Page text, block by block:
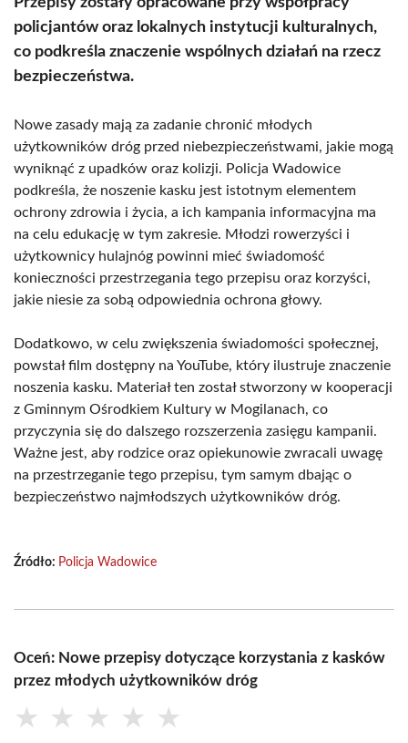
policjantów oraz lokalnych instytucji kulturalnych,
co podkreśla znaczenie wspólnych działań na rzecz
bezpieczeństwa.
Nowe zasady mają za zadanie chronić młodych
użytkowników dróg przed niebezpieczeństwami, jakie mogą
wyniknąć z upadków oraz kolizji. Policja Wadowice
podkreśla, że noszenie kasku jest istotnym elementem
ochrony zdrowia i życia, a ich kampania informacyjna ma
na celu edukację w tym zakresie. Młodzi rowerzyści i
użytkownicy hulajnóg powinni mieć świadomość
konieczności przestrzegania tego przepisu oraz korzyści,
jakie niesie za sobą odpowiednia ochrona głowy.
Dodatkowo, w celu zwiększenia świadomości społecznej,
powstał film dostępny na YouTube, który ilustruje znaczenie
noszenia kasku. Materiał ten został stworzony w kooperacji
z Gminnym Ośrodkiem Kultury w Mogilanach, co
przyczynia się do dalszego rozszerzenia zasięgu kampanii.
Ważne jest, aby rodzice oraz opiekunowie zwracali uwagę
na przestrzeganie tego przepisu, tym samym dbając o
bezpieczeństwo najmłodszych użytkowników dróg.
Źródło: Policja Wadowice
Oceń: Nowe przepisy dotyczące korzystania z kasków
przez młodych użytkowników dróg
★ ★ ★ ★ ★